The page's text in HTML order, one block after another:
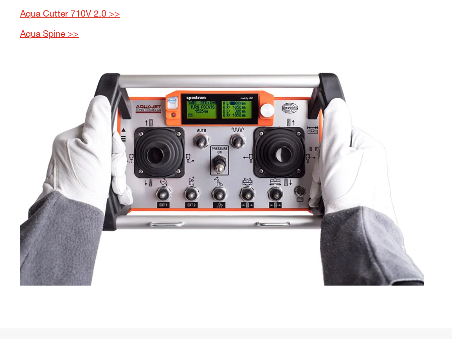
Aqua Cutter 710V 2.0 >>
Aqua Spine >>